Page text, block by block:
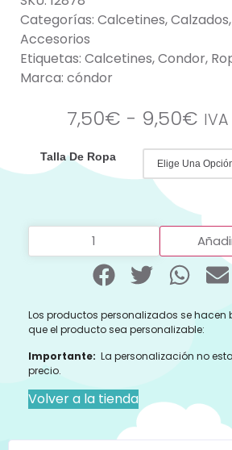
Categorías: Calcetines,Calzados,
Accesorios
Etiquetas: Calcetines,Condor,
Marca: cóndor
7,50€ - 9,50€
Talla De Ropa
Los productos personalizados se hacen
que el producto sea personalizable:
Importante: La personalización no
precio.
Volver a la tienda